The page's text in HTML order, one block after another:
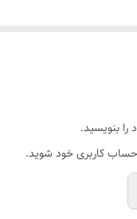
بنویسید.
حساب کاربری خود شوید.